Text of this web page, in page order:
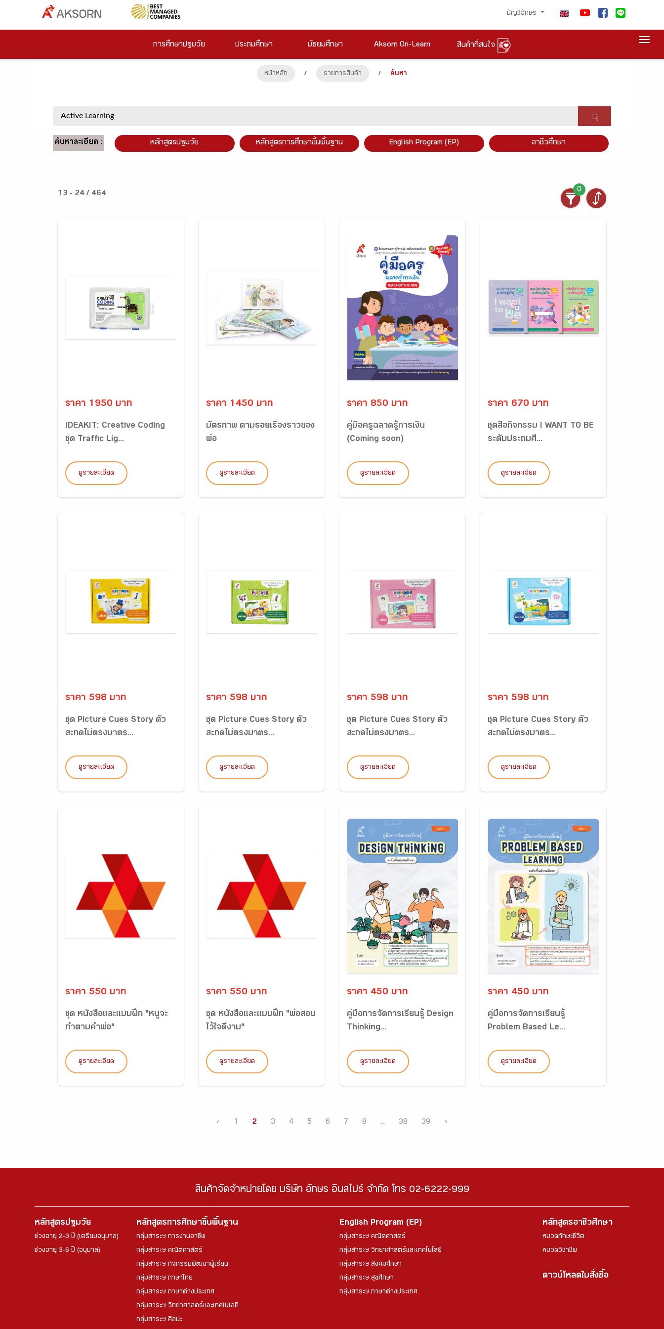
บัญชีอักษร
การศึกษาปฐมวัย ประถมศึกษา มัธยมศึกษา Aksorn On-Learn สินค้าที่สนใจ
หน้าหลัก / รายการสินค้า / ค้นหา
ค้นหาละเอียด : หลักสูตรปฐมวัย หลักสูตรการศึกษาขั้นพื้นฐาน English Program (EP) อาชีวศึกษา
13 - 24 / 464
0
ราคา 1950 บาท
IDEAKIT: Creative Coding
ชุด Traffic Lig...
ดูรายละเอียด
ราคา 1450 บาท
บัตรภาพ ตามรอยเรื่องราวของ
พ่อ
ดูรายละเอียด
ราคา 850 บาท
คู่มือครูฉลาดรู้การเงิน
(Coming soon)
ดูรายละเอียด
ราคา 670 บาท
ชุดสื่อกิจกรรม I WANT TO BE
ระดับประถมศึ...
ดูรายละเอียด
ราคา 598 บาท
ชุด Picture Cues Story ตัว
สะกดไม่ตรงมาตร...
ดูรายละเอียด
ราคา 598 บาท
ชุด Picture Cues Story ตัว
สะกดไม่ตรงมาตร...
ดูรายละเอียด
ราคา 598 บาท
ชุด Picture Cues Story ตัว
สะกดไม่ตรงมาตร...
ดูรายละเอียด
ราคา 598 บาท
ชุด Picture Cues Story ตัว
สะกดไม่ตรงมาตร...
ดูรายละเอียด
ราคา 550 บาท
ชุด หนังสือและแบบฝึก "หนูจะ
ทำตามคำพ่อ"
ดูรายละเอียด
ราคา 550 บาท
ชุด หนังสือและแบบฝึก "พ่อสอน
ไว้ใจดีงาม"
ดูรายละเอียด
ราคา 450 บาท
คู่มือการจัดการเรียนรู้ Design
Thinking...
ดูรายละเอียด
ราคา 450 บาท
คู่มือการจัดการเรียนรู้
Problem Based Le...
ดูรายละเอียด
‹ 1 2 3 4 5 6 7 8 ... 38 39 ›
สินค้าจัดจำหน่ายโดย บริษัท อักษร อินสไปร์ จำกัด โทร 02-6222-999
หลักสูตรปฐมวัย
ช่วงอายุ 2-3 ปี (เตรียมอนุบาล)
ช่วงอายุ 3-6 ปี (อนุบาล)
หลักสูตรการศึกษาขึ้นพื้นฐาน
กลุ่มสาระฯ การงานอาชีพ
กลุ่มสาระฯ คณิตศาสตร์
กลุ่มสาระฯ กิจกรรมพัฒนาผู้เรียน
กลุ่มสาระฯ ภาษาไทย
กลุ่มสาระฯ ภาษาต่างประเทศ
กลุ่มสาระฯ วิทยาศาสตร์และเทคโนโลยี
กลุ่มสาระฯ ศิลปะ
English Program (EP)
กลุ่มสาระฯ คณิตศาสตร์
กลุ่มสาระฯ วิทยาศาสตร์และเทคโนโลยี
กลุ่มสาระฯ สังคมศึกษา
กลุ่มสาระฯ สุขศึกษา
กลุ่มสาระฯ ภาษาต่างประเทศ
หลักสูตรอาชีวศึกษา
หมวดทักษะชีวิต
หมวดวิชาชีพ
ดาวน์โหลดใบสั่งซื้อ